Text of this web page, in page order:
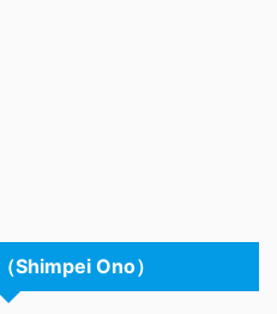
Shimpei Ono）